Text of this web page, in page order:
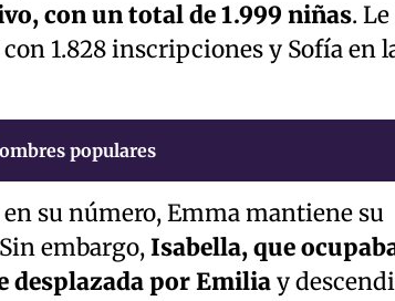
con un total de 1.999 niñas. Le
1.828 inscripciones y Sofía en
populares
su número, Emma mantiene su
embargo,Isabella, que
desplazada por Emiliay